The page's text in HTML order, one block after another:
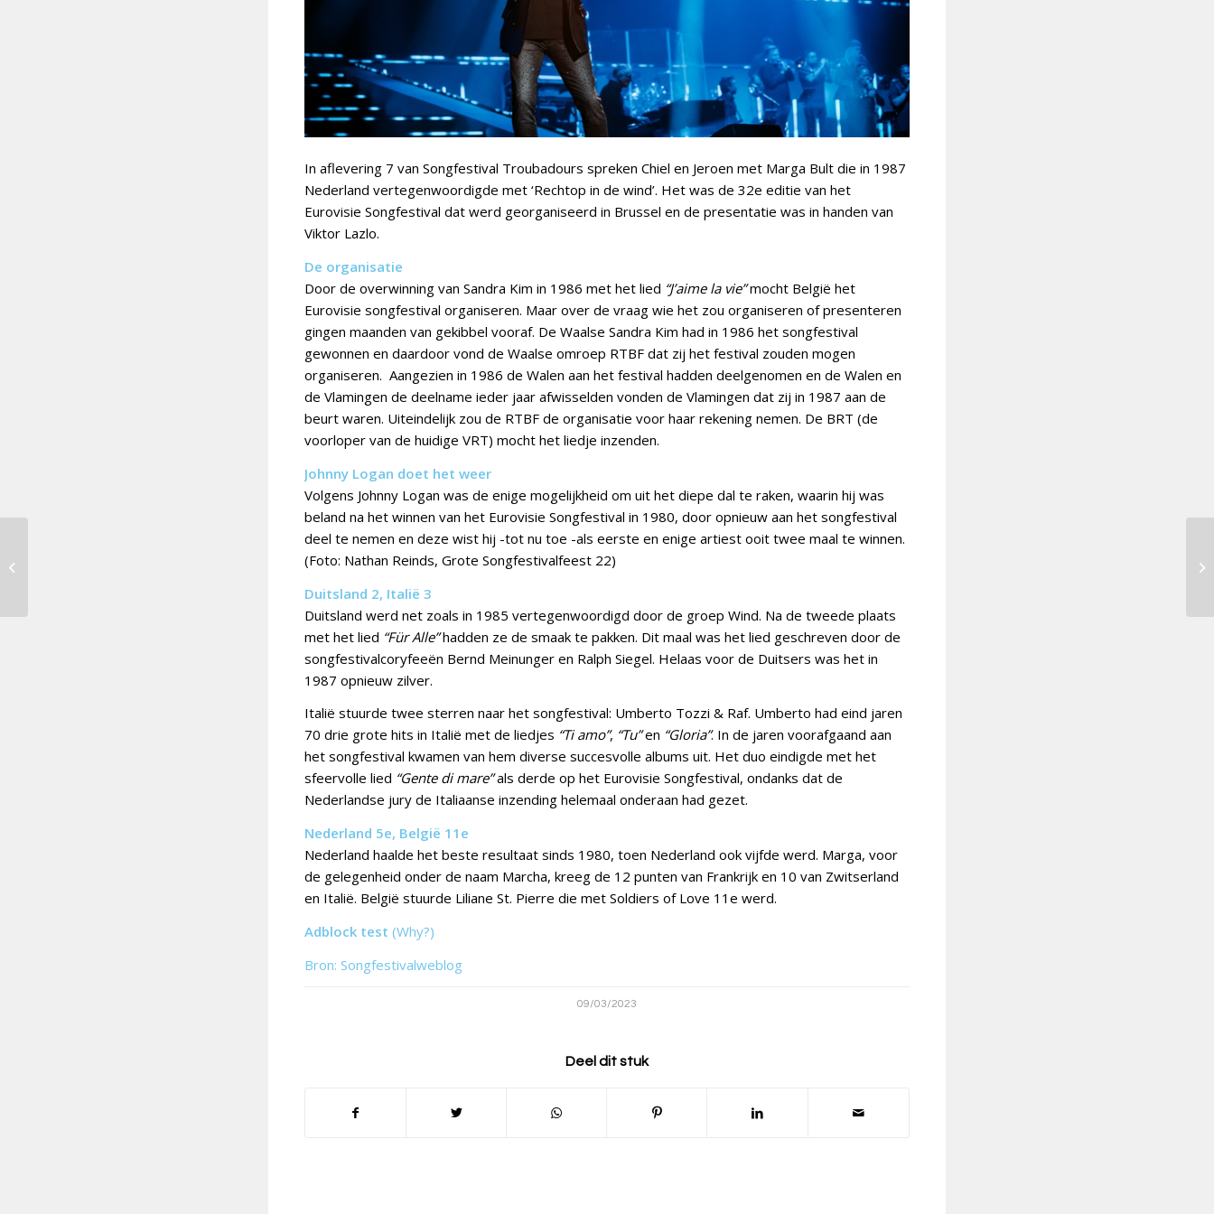
In aflevering 7 van Songfestival Troubadours spreken Chiel en Jeroen met Marga Bult die in 1987
Nederland vertegenwoordigde met ‘Rechtop in de wind’. Het was de 32e editie van het
Eurovisie Songfestival dat werd georganiseerd in Brussel en de presentatie was in handen van
Viktor Lazlo.
De organisatie
Door de overwinning van Sandra Kim in 1986 met het lied “J’aime la vie”mocht België het
Eurovisie songfestival organiseren. Maar over de vraag wie het zou organiseren of presenteren
gingen maanden van gekibbel vooraf. De Waalse Sandra Kim had in 1986 het songfestival
gewonnen en daardoor vond de Waalse omroep RTBF dat zij het festival zouden mogen
organiseren. Aangezien in 1986 de Walen aan het festival hadden deelgenomen en de Walen en
de Vlamingen de deelname ieder jaar afwisselden vonden de Vlamingen dat zij in 1987 aan de
beurt waren. Uiteindelijk zou de RTBF de organisatie voor haar rekening nemen. De BRT (de
voorloper van de huidige VRT) mocht het liedje inzenden.
Johnny Logan doet het weer
Volgens Johnny Logan was de enige mogelijkheid om uit het diepe dal te raken, waarin hij was
beland na het winnen van het Eurovisie Songfestival in 1980, door opnieuw aan het songfestival
deel te nemen en deze wist hij -tot nu toe -als eerste en enige artiest ooit twee maal te winnen.
(Foto: Nathan Reinds, Grote Songfestivalfeest 22)
Duitsland 2, Italië 3
Duitsland werd net zoals in 1985 vertegenwoordigd door de groep Wind. Na de tweede plaats
met het lied “Für Alle”hadden ze de smaak te pakken. Dit maal was het lied geschreven door de
songfestivalcoryfeeën Bernd Meinunger en Ralph Siegel. Helaas voor de Duitsers was het in
1987 opnieuw zilver.
Italië stuurde twee sterren naar het songfestival: Umberto Tozzi & Raf. Umberto had eind jaren
70 drie grote hits in Italië met de liedjes “Ti amo”, “Tu”en “Gloria”. In de jaren voorafgaand aan
het songfestival kwamen van hem diverse succesvolle albums uit. Het duo eindigde met het
sfeervolle lied “Gente di mare”als derde op het Eurovisie Songfestival, ondanks dat de
Nederlandse jury de Italiaanse inzending helemaal onderaan had gezet.
Nederland 5e, België 11e
Nederland haalde het beste resultaat sinds 1980, toen Nederland ook vijfde werd. Marga, voor
de gelegenheid onder de naam Marcha, kreeg de 12 punten van Frankrijk en 10 van Zwitserland
en Italië. België stuurde Liliane St. Pierre die met Soldiers of Love 11e werd.
Adblock test (Why?)
Bron: Songfestivalweblog
09/03/2023
Deel dit stuk